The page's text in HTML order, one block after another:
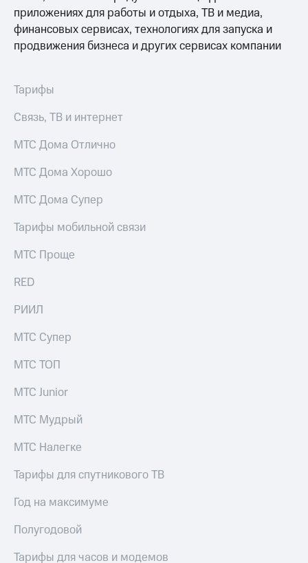
приложениях для работы и отдыха, ТВ и медиа,
финансовых сервисах, технологиях для запуска и
продвижения бизнеса и других сервисах компании
Тарифы
Связь, ТВ и интернет
МТС Дома Отлично
МТС Дома Хорошо
МТС Дома Супер
Тарифы мобильной связи
МТС Проще
RED
РИИЛ
МТС Супер
МТС ТОП
МТС Junior
МТС Мудрый
МТС Налегке
Тарифы для спутникового ТВ
Год на максимуме
Полугодовой
Тарифы для часов и модемов